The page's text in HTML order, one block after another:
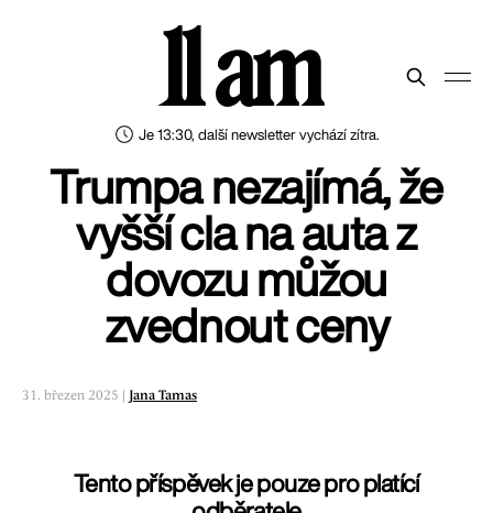
Je 13:30, další newsletter vychází zítra.
11 am
Trumpa nezajímá, že
vyšší cla na auta z
dovozu můžou
zvednout ceny
31. březen 2025 | Jana Tamas
Tento příspěvek je pouze pro platící